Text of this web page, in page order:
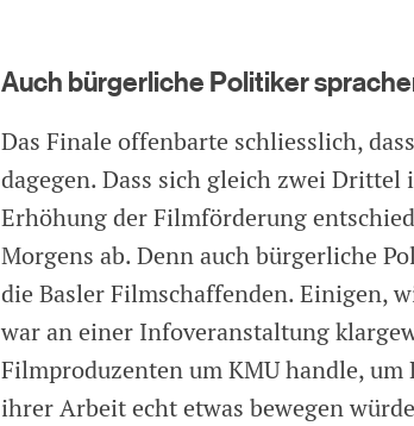
Auch bürgerliche Politiker
Das Finale offenbarte schliesslich,
dagegen. Dass sich gleich zwei
Erhöhung der Filmförderung
Morgens ab. Denn auch bürgerliche
die Basler Filmschaffenden. Einigen,
war an einer Infoveranstaltung
Filmproduzenten um KMU handle,
ihrer Arbeit echt etwas bewegen